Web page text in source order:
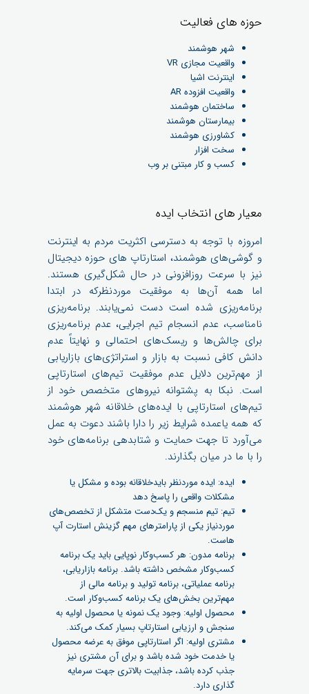
حوزه های فعالیت
شهر هوشمند
واقعیت مجازی VR
اینترنت اشیا
واقعیت افزوده AR
ساختمان هوشمند
بیمارستان هوشمند
کشاورزی هوشمند
سخت افزار
کسب و کار مبتنی بر وب
معیار های انتخاب ایده
امروزه با توجه به دسترسی اکثریت مردم به اینترنت
و گوشی‌های هوشمند، استارتاپ های حوزه دیجیتال
نیز با سرعت روزافزونی در حال شکل‌گیری هستند.
اما همه آن‌ها به موفقیت موردنظرکه در ابتدا
برنامه‌ریزی ‌شده است دست نمی‌یابند. برنامه‌ریزی
نامناسب، عدم انسجام تیم اجرایی، عدم برنامه‌ریزی
برای چالش‌ها و ریسک‌های احتمالی و نهایتاً عدم
دانش کافی نسبت به بازار و استراتژی‌های بازاریابی
از مهم‌ترین دلایل عدم موفقیت تیم‌های استارتاپی
است. نبکا به پشتوانه نیروهای متخصص خود از
تیم‌های استارتاپی با ایده‌های خلاقانه شهر هوشمند
که همه یاعمده شرایط زیر را دارا باشند دعوت به عمل
می‌آورد تا جهت حمایت و شتابدهی برنامه‌های خود
را با ما در میان بگذارند.
ایده: ایده موردنظر بایدخلاقانه بوده و مشکل یا
مشکلات واقعی را پاسخ دهد
تیم: تیم منسجم و یک‌دست متشکل از تخصص‌های
موردنیاز یکی از پارامترهای مهم گزینش استارت آپ
هاست.
برنامه مدون: هر کسب‌وکار نوپایی باید یک برنامه
کسب‌وکار مشخص داشته باشد. برنامه بازاریابی،
برنامه عملیاتی، برنامه تولید و برنامه مالی از
مهم‌ترین بخش‌های یک برنامه کسب‌وکار است.
محصول اولیه: وجود یک نمونه یا محصول اولیه به
سنجش و ارزیابی استارتاپ بسیار کمک می‌کند.
مشتری اولیه: اگر استارتاپی موفق به عرضه محصول
یا خدمت خود شده باشد و برای آن مشتری نیز
جذب کرده باشد، جذابیت بالاتری جهت سرمایه
گذاری دارد.